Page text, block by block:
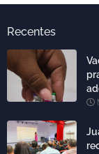
Recentes